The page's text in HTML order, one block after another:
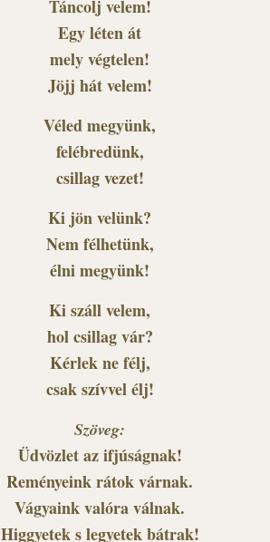
Táncolj velem!
Egy léten át
mely végtelen!
Jöjj hát velem!
Véled megyünk,
felébredünk,
csillag vezet!
Ki jön velünk?
Nem félhetünk,
élni megyünk!
Ki száll velem,
hol csillag vár?
Kérlek ne félj,
csak szívvel élj!
Szöveg:
Üdvözlet az ifjúságnak!
Reményeink rátok várnak.
Vágyaink valóra válnak.
Higgyetek s legyetek bátrak!